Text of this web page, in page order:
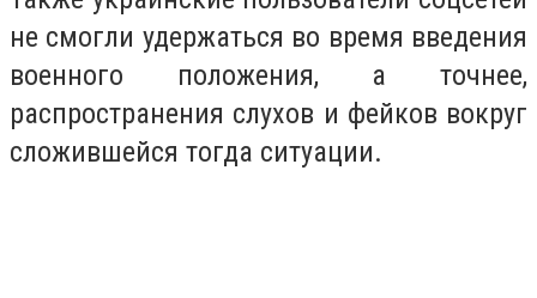
не смогли удержаться во время введения
военного положения, а точнее,
распространения слухов и фейков вокруг
сложившейся тогда ситуации.